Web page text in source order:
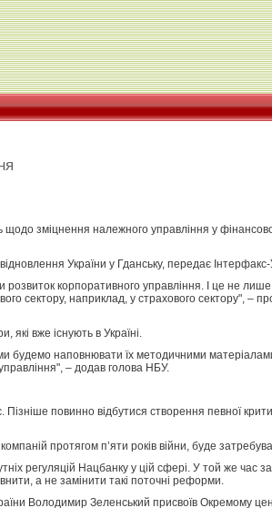
зміцнення належного управління у
України у Гданську, передає Інтерфакс-
корпоративного управління. І це не
сектору, наприклад, у страхового сектору", –
які вже існують в Україні.
будемо наповнювати їх методичними
– додав голова НБУ.
повинно відбутися створення певної
протягом п’яти років війни, буде
регуляцій Нацбанку у цій сфері. У той же час
а не замінити такі поточні реформи.
Володимир Зеленський присвоїв Окремому